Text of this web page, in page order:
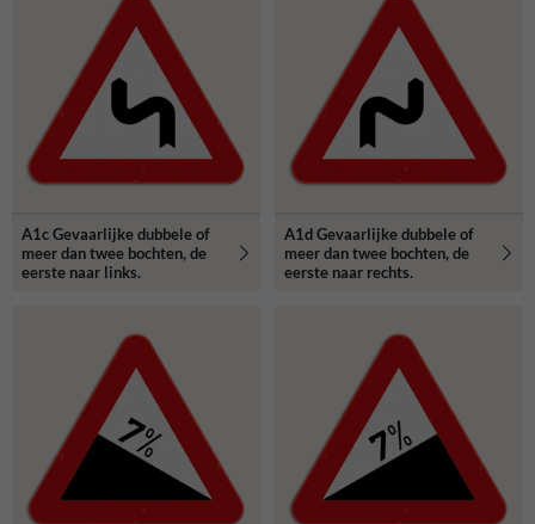
A1c Gevaarlijke dubbele of
meer dan twee bochten, de
eerste naar links.
A1d Gevaarlijke dubbele of
meer dan twee bochten, de
eerste naar rechts.